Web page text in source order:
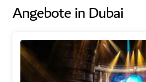
Angebote in Dubai